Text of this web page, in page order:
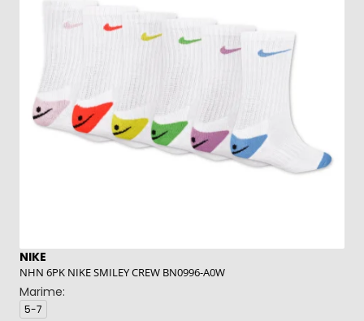
NIKE
NHN 6PK NIKE SMILEY CREW BN0996-A0W
Marime:
5-7